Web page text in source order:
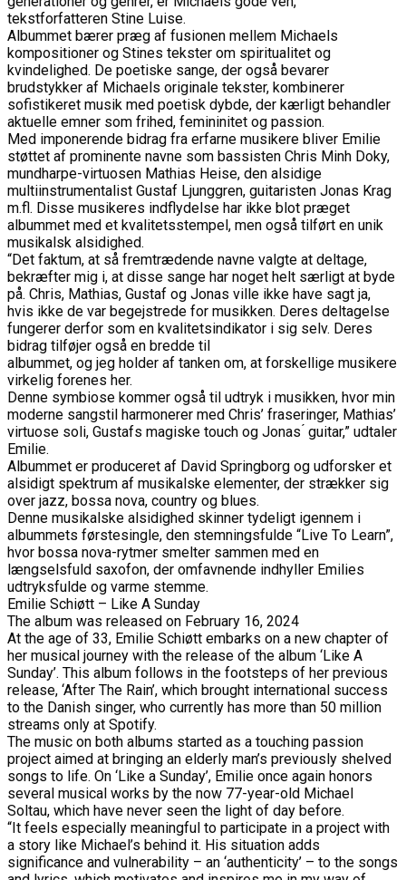
tekstforfatteren Stine Luise.
Albummet bærer præg af fusionen mellem Michaels
kompositioner og Stines tekster om spiritualitet og
kvindelighed. De poetiske sange, der også bevarer
brudstykker af Michaels originale tekster, kombinerer
sofistikeret musik med poetisk dybde, der kærligt behandler
aktuelle emner som frihed, femininitet og passion.
Med imponerende bidrag fra erfarne musikere bliver Emilie
støttet af prominente navne som bassisten Chris Minh Doky,
mundharpe-virtuosen Mathias Heise, den alsidige
multiinstrumentalist Gustaf Ljunggren, guitaristen Jonas Krag
m.fl. Disse musikeres indflydelse har ikke blot præget
albummet med et kvalitetsstempel, men også tilført en unik
musikalsk alsidighed.
“Det faktum, at så fremtrædende navne valgte at deltage,
bekræfter mig i, at disse sange har noget helt særligt at byde
på. Chris, Mathias, Gustaf og Jonas ville ikke have sagt ja,
hvis ikke de var begejstrede for musikken. Deres deltagelse
fungerer derfor som en kvalitetsindikator i sig selv. Deres
bidrag tilføjer også en bredde til
albummet, og jeg holder af tanken om, at forskellige musikere
virkelig forenes her.
Denne symbiose kommer også til udtryk i musikken, hvor min
moderne sangstil harmonerer med Chris’ fraseringer, Mathias’
virtuose soli, Gustafs magiske touch og Jonas ́ guitar,” udtaler
Emilie.
Albummet er produceret af David Springborg og udforsker et
alsidigt spektrum af musikalske elementer, der strækker sig
over jazz, bossa nova, country og blues.
Denne musikalske alsidighed skinner tydeligt igennem i
albummets førstesingle, den stemningsfulde “Live To Learn”,
hvor bossa nova-rytmer smelter sammen med en
længselsfuld saxofon, der omfavnende indhyller Emilies
udtryksfulde og varme stemme.
Emilie Schiøtt – Like A Sunday
The album was released on February 16, 2024
At the age of 33, Emilie Schiøtt embarks on a new chapter of
her musical journey with the release of the album ‘Like A
Sunday’. This album follows in the footsteps of her previous
release, ‘After The Rain’, which brought international success
to the Danish singer, who currently has more than 50 million
streams only at Spotify.
The music on both albums started as a touching passion
project aimed at bringing an elderly man’s previously shelved
songs to life. On ‘Like a Sunday’, Emilie once again honors
several musical works by the now 77-year-old Michael
Soltau, which have never seen the light of day before.
“It feels especially meaningful to participate in a project with
a story like Michael’s behind it. His situation adds
significance and vulnerability – an ‘authenticity’ – to the songs